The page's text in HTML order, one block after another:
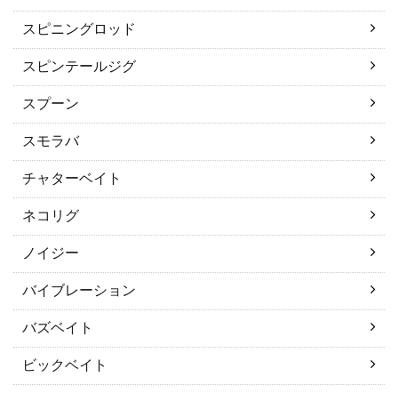
スピニングロッド
スピンテールジグ
スプーン
スモラバ
チャターベイト
ネコリグ
ノイジー
バイブレーション
バズベイト
ビックベイト